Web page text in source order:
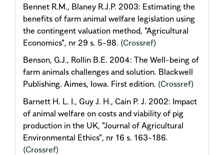
Bennet R.M., Blaney R.J.P. 2003: Estimating the
benefits of farm animal welfare legislation using
the contingent valuation method, "Agricultural
Economics", nr 29 s. 5-98. (Crossref)
Benson, G.J., Rollin B.E. 2004: The Well-being of
farm animals challenges and solution. Blackwell
Publishing. Aimes, Iowa. First edition. (Crossref)
Barnett H. L. I., Guy J. H., Cain P. J. 2002: Impact
of animal welfare on costs and viability of pig
production in the UK, "Journal of Agricultural
Environmental Ethics", nr 16 s. 163-186.
(Crossref)